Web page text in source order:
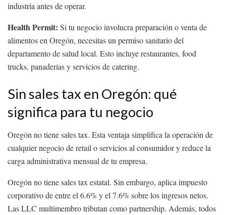
industria antes de operar.
Health Permit: Si tu negocio involucra preparación o venta de
alimentos en Oregón, necesitas un permiso sanitario del
departamento de salud local. Esto incluye restaurantes, food
trucks, panaderías y servicios de catering.
Sin sales tax en Oregón: qué
significa para tu negocio
Oregón no tiene sales tax. Esta ventaja simplifica la operación de
cualquier negocio de retail o servicios al consumidor y reduce la
carga administrativa mensual de tu empresa.
Oregón no tiene sales tax estatal. Sin embargo, aplica impuesto
corporativo de entre el 6.6% y el 7.6% sobre los ingresos netos.
Las LLC multimembro tributan como partnership. Además, todos